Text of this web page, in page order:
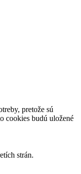
pretože sú
cookies budú uložené
strán.